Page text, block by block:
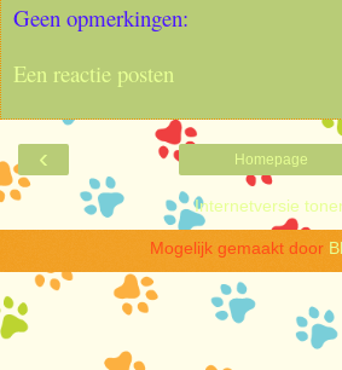
Geen opmerkingen:
Een reactie posten
‹ Homepage
Internetversie
Mogelijk gemaakt door